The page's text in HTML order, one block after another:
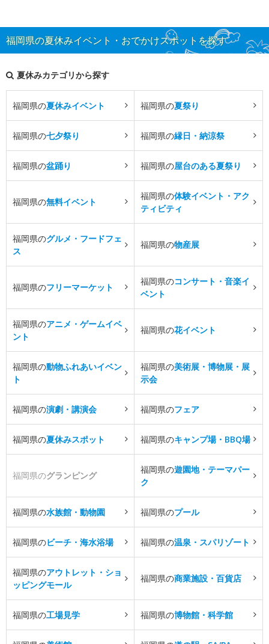
福岡県の夏休みイベント・おでかけスポットを探す
夏休みカテゴリから探す
福岡県の夏休みイベント 福岡県の夏祭り
福岡県の七夕祭り 福岡県の縁日・納涼祭
福岡県の盆踊り 福岡県の屋台のある夏祭り
福岡県の無料イベント
福岡県の体験イベント・アク
ティビティ
福岡県のグルメ・フードフェ
ス
福岡県の物産展
福岡県のフリーマーケット
福岡県のコンサート・音楽イ
ベント
福岡県のアニメ・ゲームイベ
ント
福岡県の花イベント
福岡県の動物ふれあいイベン
ト
福岡県の美術展・博物展・展
示会
福岡県の演劇・講演会 福岡県のフェア
福岡県の夏休みスポット 福岡県のキャンプ場・BBQ場
福岡県のグランピング
福岡県の遊園地・テーマパー
ク
福岡県の水族館・動物園 福岡県のプール
福岡県のビーチ・海水浴場 福岡県の温泉・スパリゾート
福岡県のアウトレット・ショ
ッピングモール
福岡県の商業施設・百貨店
福岡県の工場見学 福岡県の博物館・科学館